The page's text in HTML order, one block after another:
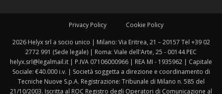
Privacy Policy Cookie Policy
2026 Helyx srl a socio unico | Milano: Via Eritrea, 21 – 20157 Tel +39 02
2772 991 (Sede legale) | Roma: Viale dell'Arte, 25 - 00144 PEC
helyx.srl@legalmail.it | P.IVA 07106000966 | REA MI - 1935962 | Capitale
Sociale: €40.000 i.v. | Società soggetta a direzione e coordinamento di
Tecniche Nuove S.p.A. Registrazione: Tribunale di Milano n. 585 del
21/10/2003. Iscritta al ROC Registro degli Operatori di Comunicazione al